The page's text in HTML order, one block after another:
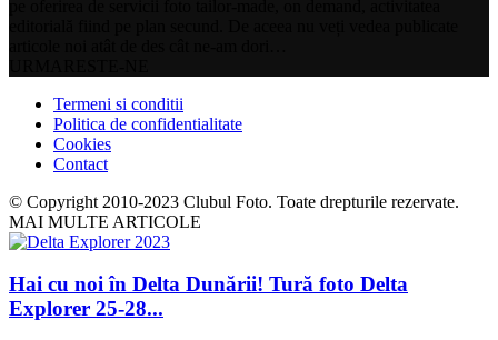
Termeni si conditii
Politica de confidentialitate
Cookies
Contact
© Copyright 2010-2023 Clubul Foto. Toate drepturile rezervate.
MAI MULTE ARTICOLE
Hai cu noi în Delta Dunării! Tură foto Delta
Explorer 25-28...